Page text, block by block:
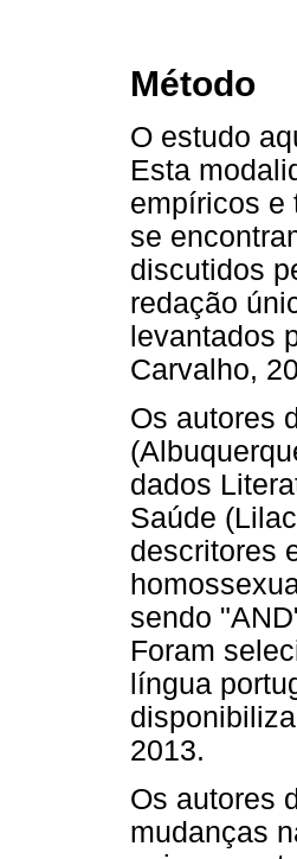
Método
O estudo
Esta
empíricos e
se
discutidos
redação
levantados
Carvalho,
Os autores
dados
Saúde
descritores
sendo
Foram
língua
2013.
Os autores
mudanças